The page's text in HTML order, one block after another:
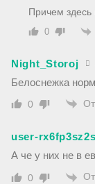
Причем здесь
0
Night_Storoj
Белоснежка
0
user-rx6fp3sz2s
А че у них не в
0